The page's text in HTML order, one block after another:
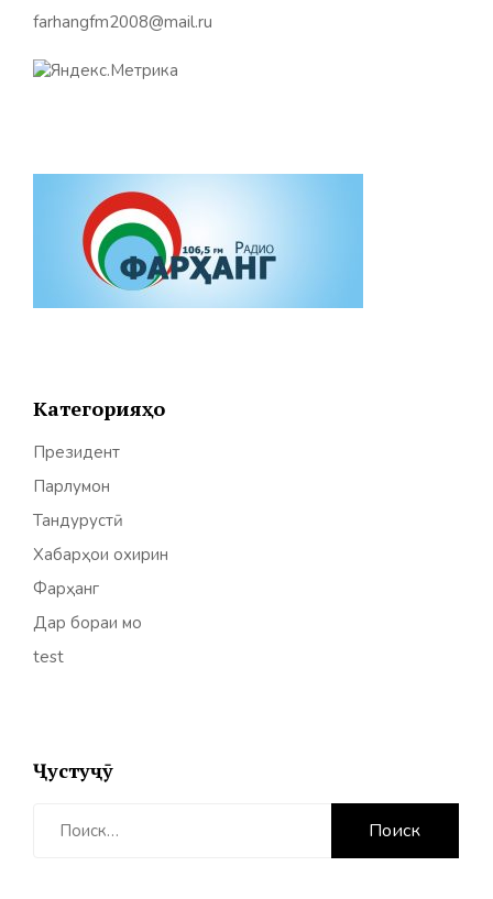
farhangfm2008@mail.ru
Категорияҳо
Президент
Парлумон
Тандурустӣ
Хабарҳои охирин
Фарҳанг
Дар бораи мо
test
Ҷустуҷӯ